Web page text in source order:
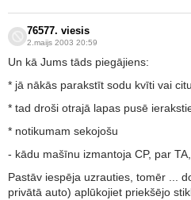
76577. viesis
2.maijs 2003 20:59
Un kā Jums tāds piegājiens:
* jā nākās parakstīt sodu kvīti vai
* tad droši otrajā lapas pusē
* notikumam sekojošu
- kādu mašīnu izmantoja CP, par
Pastāv iespēja uzrauties, tomēr ...
privātā auto) aplūkojiet priekšējo